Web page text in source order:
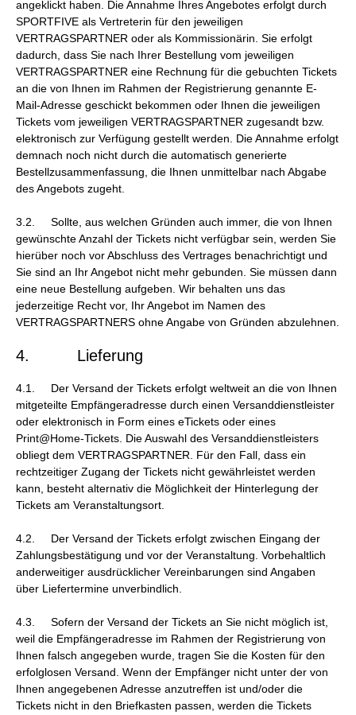
angeklickt haben. Die Annahme Ihres Angebotes erfolgt durch
SPORTFIVE als Vertreterin für den jeweiligen
VERTRAGSPARTNER oder als Kommissionärin. Sie erfolgt
dadurch, dass Sie nach Ihrer Bestellung vom jeweiligen
VERTRAGSPARTNER eine Rechnung für die gebuchten Tickets
an die von Ihnen im Rahmen der Registrierung genannte E-
Mail-Adresse geschickt bekommen oder Ihnen die jeweiligen
Tickets vom jeweiligen VERTRAGSPARTNER zugesandt bzw.
elektronisch zur Verfügung gestellt werden. Die Annahme erfolgt
demnach noch nicht durch die automatisch generierte
Bestellzusammenfassung, die Ihnen unmittelbar nach Abgabe
des Angebots zugeht.
3.2. Sollte, aus welchen Gründen auch immer, die von Ihnen
gewünschte Anzahl der Tickets nicht verfügbar sein, werden Sie
hierüber noch vor Abschluss des Vertrages benachrichtigt und
Sie sind an Ihr Angebot nicht mehr gebunden. Sie müssen dann
eine neue Bestellung aufgeben. Wir behalten uns das
jederzeitige Recht vor, Ihr Angebot im Namen des
VERTRAGSPARTNERS ohne Angabe von Gründen abzulehnen.
4. Lieferung
4.1. Der Versand der Tickets erfolgt weltweit an die von Ihnen
mitgeteilte Empfängeradresse durch einen Versanddienstleister
oder elektronisch in Form eines eTickets oder eines
Print@Home-Tickets. Die Auswahl des Versanddienstleisters
obliegt dem VERTRAGSPARTNER. Für den Fall, dass ein
rechtzeitiger Zugang der Tickets nicht gewährleistet werden
kann, besteht alternativ die Möglichkeit der Hinterlegung der
Tickets am Veranstaltungsort.
4.2. Der Versand der Tickets erfolgt zwischen Eingang der
Zahlungsbestätigung und vor der Veranstaltung. Vorbehaltlich
anderweitiger ausdrücklicher Vereinbarungen sind Angaben
über Liefertermine unverbindlich.
4.3. Sofern der Versand der Tickets an Sie nicht möglich ist,
weil die Empfängeradresse im Rahmen der Registrierung von
Ihnen falsch angegeben wurde, tragen Sie die Kosten für den
erfolglosen Versand. Wenn der Empfänger nicht unter der von
Ihnen angegebenen Adresse anzutreffen ist und/oder die
Tickets nicht in den Briefkasten passen, werden die Tickets